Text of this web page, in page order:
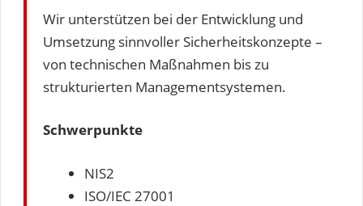
Wir unterstützen bei der Entwicklung und
Umsetzung sinnvoller Sicherheitskonzepte –
von technischen Maßnahmen bis zu
strukturierten Managementsystemen.
Schwerpunkte
NIS2
ISO/IEC 27001